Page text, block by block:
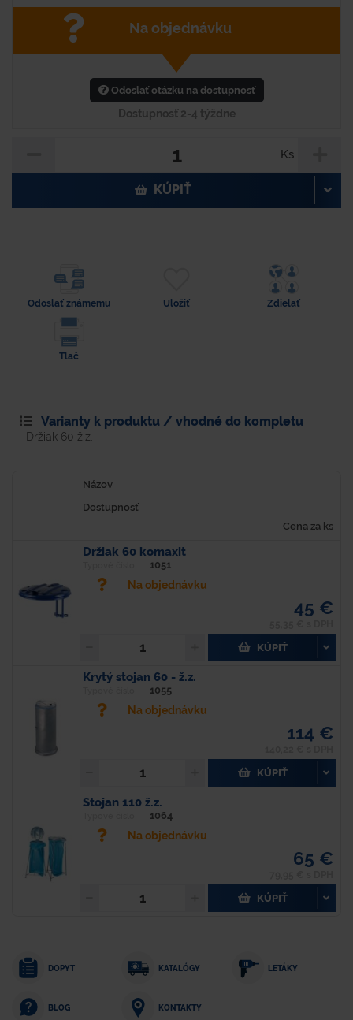
Na objednávku
Odoslať otázku na dostupnosť
Dostupnosť 2-4 týždne
Ks
KÚPIŤ
Odoslať známemu Uložiť Zdielať
Tlač
Varianty k produktu / vhodné do kompletu
Držiak 60 ž.z.
Názov
Dostupnosť
Cena za ks
Držiak 60 komaxit
1051
Na objednávku
45 €
KÚPIŤ
Krytý stojan 60 - ž.z.
1055
Na objednávku
114 €
KÚPIŤ
Stojan 110 ž.z.
1064
Na objednávku
65 €
KÚPIŤ
DOPYT KATALÓGY LETÁKY
BLOG KONTAKTY